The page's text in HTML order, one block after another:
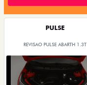
PULSE
REVISAO PULSE ABARTH 1.3T